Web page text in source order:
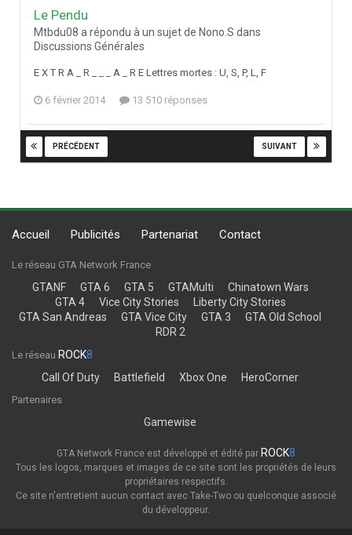
Le Pendu
Mtbdu08 a répondu à un sujet de Nono.S dans
Discussions Générales
E X T R A _ R _ _ _ A _ R E Lettres mortes : U, S, P, L, F
6 février 2014 13 510 réponses
PRÉCÉDENT SUIVANT
Accueil Publicités Partenariat Contact
Le réseau GTA Network France
GTANF GTA 6 GTA 5 GTAMulti
Chinatown Wars
GTA 4
Vice City Stories
Liberty City Stories
GTA San Andreas
GTA Vice City GTA 3
GTA Old School
RDR 2
Le réseau ROCK8
Call Of Duty
Battlefield Xbox One HeroCorner
Partenaires
Gamewise
GTA Network France est développé et édité par ROCK8
Tous les logos, marques et images de ce site sont les propriétés de leurs
propriétaires respectifs.
Ce site n'entretient aucun contact avec Take-Two ou quelconque associé
du développeur.